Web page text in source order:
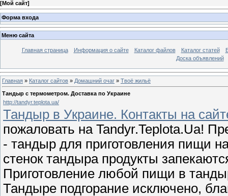
[Мой сайт]
Форма входа
Меню сайта
Главная страница Информация о сайте Каталог файлов Каталог статей
Доска объявлений
Главная » Каталог сайтов » Домашний очаг » Твоё жильё
Тандыр с термометром. Доставка по Украине
http://tandyr.teplota.ua/
Тандыр в Украине. Контакты на
пожаловать на Tandyr.Teplota.Ua!
- тандыр для приготовления пищи
стенок тандыра продукты
Приготовление любой пищи в
Тандыре подгорание исключено,